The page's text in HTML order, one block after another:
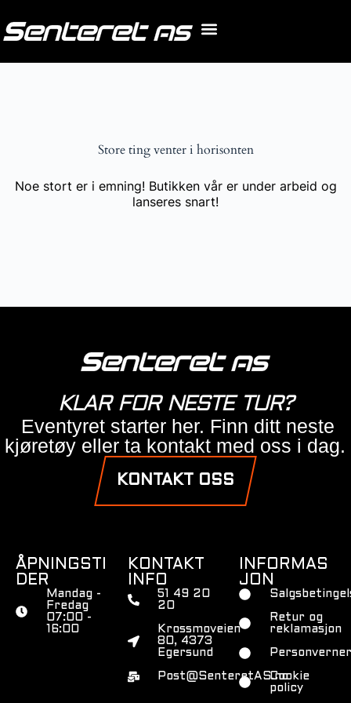
Store ting venter i horisonten
Noe stort er i emning! Butikken vår er under arbeid og
lanseres snart!
KLAR FOR NESTE TUR?
Eventyret starter her. Finn ditt neste
kjøretøy eller ta kontakt med oss i dag.
KONTAKT OSS
ÅPNINGSTI
DER
Mandag -
Fredag
07:00 -
16:00
KONTAKT
INFO
51 49 20
20
Krossmoveien
80, 4373
Egersund
Post@SenteretAS.no
INFORMAS
JON
Retur og
reklamasjon
Cookie
policy